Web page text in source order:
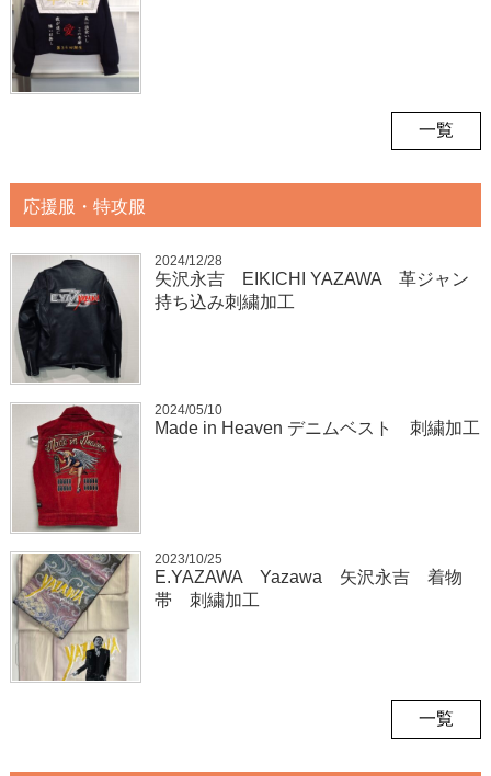
一覧
応援服・特攻服
2024/12/28
矢沢永吉 EIKICHI YAZAWA 革ジャン
持ち込み刺繍加工
2024/05/10
Made in Heaven デニムベスト 刺繍加工
2023/10/25
E.YAZAWA Yazawa 矢沢永吉 着物
帯 刺繍加工
一覧